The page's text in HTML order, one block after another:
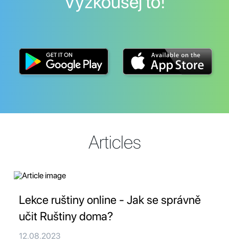
Articles
Lekce ruštiny online - Jak se správně
učit Ruštiny doma?
12.08.2023